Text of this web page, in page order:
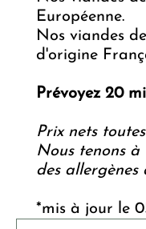
Européenne.
Nos viandes
d'origine
Prévoyez 20
Prix nets
Nous tenons
des allergènes
*mis à jour le